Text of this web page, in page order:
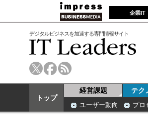
企業IT
デジタルビジネスを加速する専門情報サイト
トップ
経営課題 テク
ユーザー動向 プロ